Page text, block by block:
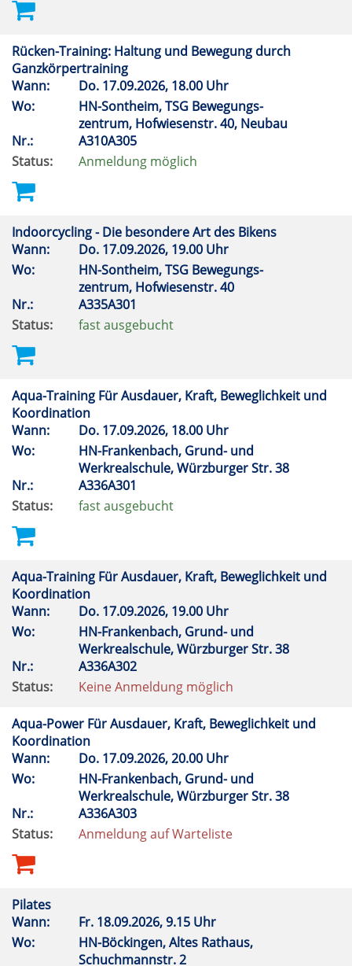
Rücken-Training: Haltung und Bewegung durch
Ganzkörpertraining
Wann:
Do. 17.09.2026, 18.00 Uhr
Wo:
HN-Sontheim, TSG Bewegungs-
zentrum, Hofwiesenstr. 40, Neubau
Nr.:
A310A305
Status:
Anmeldung möglich
Indoorcycling - Die besondere Art des Bikens
Wann:
Do. 17.09.2026, 19.00 Uhr
Wo:
HN-Sontheim, TSG Bewegungs-
zentrum, Hofwiesenstr. 40
Nr.:
A335A301
Status:
fast ausgebucht
Aqua-Training Für Ausdauer, Kraft, Beweglichkeit und
Koordination
Wann:
Do. 17.09.2026, 18.00 Uhr
Wo:
HN-Frankenbach, Grund- und
Werkrealschule, Würzburger Str. 38
Nr.:
A336A301
Status:
fast ausgebucht
Aqua-Training Für Ausdauer, Kraft, Beweglichkeit und
Koordination
Wann:
Do. 17.09.2026, 19.00 Uhr
Wo:
HN-Frankenbach, Grund- und
Werkrealschule, Würzburger Str. 38
Nr.:
A336A302
Status:
Keine Anmeldung möglich
Aqua-Power Für Ausdauer, Kraft, Beweglichkeit und
Koordination
Wann:
Do. 17.09.2026, 20.00 Uhr
Wo:
HN-Frankenbach, Grund- und
Werkrealschule, Würzburger Str. 38
Nr.:
A336A303
Status:
Anmeldung auf Warteliste
Pilates
Wann:
Fr. 18.09.2026, 9.15 Uhr
Wo:
HN-Böckingen, Altes Rathaus,
Schuchmannstr. 2